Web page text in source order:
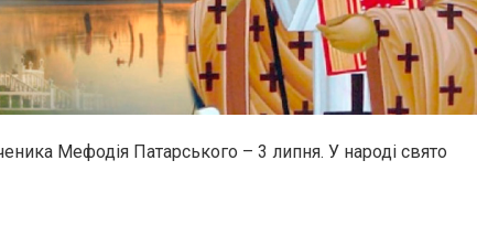
Мефодія Патарського – 3 липня. У народі свято